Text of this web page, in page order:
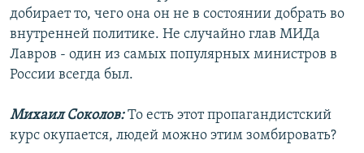
добирает то, чего она он не в состоянии добрать во
внутренней политике. Не случайно глав МИДа
Лавров - один из самых популярных министров в
России всегда был.
Михаил Соколов:То есть этот пропагандистский
курс окупается, людей можно этим зомбировать?